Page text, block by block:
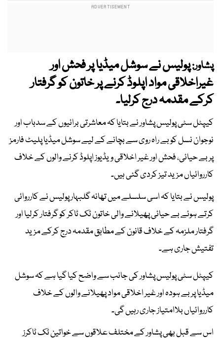
پشاور:پولیس نے سوشل میڈیا پر فحش اور
غیراخلاقی مواد اپلوڈ کرنے پر خاتون کو گرفتار
کرکے مقدمہ درج کرلیا۔
کیپٹل سٹی پولیس پشاور نے بتایا کہ معاشرتی برائیوں کے سدباب اور
نوجوان نسل کو بے راہ روی سے بچانے کے لیے سوشل میڈیا پلیٹ فارمز
پر بے حیائی، فحش اور غیر اخلاقی ویڈیوز اپلوڈ کرنے والوں کے خلاف
کارروائیاں مزید تیز کردی گئی ہیں۔
پولیس نے بتایا کہ اسی سلسلے میں تھانہ گلبہار پولیس نے کارروائی
کرتے ہوئے بے حیائی پھیلانے والی خاتون ٹک ٹاکر کو گرفتار کرلیا اور
گرفتار ملزمہ کے خلاف قانون کے مطابق مقدمہ درج کرکے مزید
تفتیش جاری ہے۔
کیپٹل سٹی پولیس پشاور کی جانب سے واضح کیا گیا ہے کہ سوشل
میڈیا پر بے ہودہ اور غیر اخلاقی مواد پھیلانے والوں کے خلاف
کارروائیاں بلاامتیاز جاری رہیں گی۔
اس سے قبل بھی پشاور کے مختلف علاقوں سے خواتین ٹک ٹاکرز